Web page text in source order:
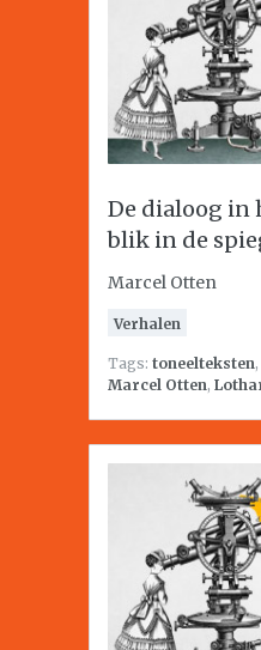
De dialoog in
blik in de
Marcel Otten
Verhalen
Tags: toneelteksten,
Marcel Otten,